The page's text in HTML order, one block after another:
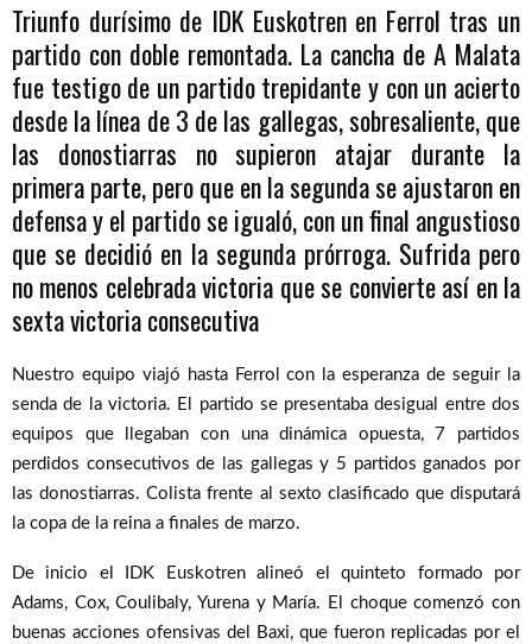
Triunfo durísimo de IDK Euskotren en Ferrol tras un
partido con doble remontada. La cancha de A Malata
fue testigo de un partido trepidante y con un acierto
desde la línea de 3 de las gallegas, sobresaliente, que
las donostiarras no supieron atajar durante la
primera parte, pero que en la segunda se ajustaron en
defensa y el partido se igualó, con un final angustioso
que se decidió en la segunda prórroga. Sufrida pero
no menos celebrada victoria que se convierte así en la
sexta victoria consecutiva
Nuestro equipo viajó hasta Ferrol con la esperanza de seguir la
senda de la victoria. El partido se presentaba desigual entre dos
equipos que llegaban con una dinámica opuesta, 7 partidos
perdidos consecutivos de las gallegas y 5 partidos ganados por
las donostiarras. Colista frente al sexto clasificado que disputará
la copa de la reina a finales de marzo.
De inicio el IDK Euskotren alineó el quinteto formado por
Adams, Cox, Coulibaly, Yurena y María. El choque comenzó con
buenas acciones ofensivas del Baxi, que fueron replicadas por el